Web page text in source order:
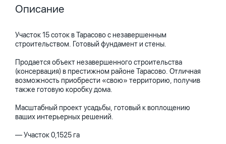
Описание
Участок 15 соток в Тарасово с незавершенным
строительством. Готовый фундамент и стены.
Продается объект незавершенного строительства
(консервация) в престижном районе Тарасово. Отличная
возможность приобрести «свою» территорию, получив
также готовую коробку дома.
Масштабный проект усадьбы, готовый к воплощению
ваших интерьерных решений.
— Участок 0,1525 га